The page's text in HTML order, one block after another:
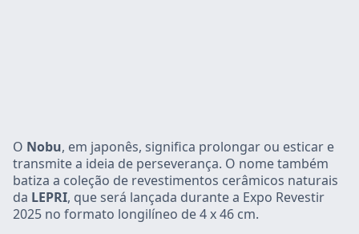
O Nobu, em japonês, significa prolongar ou esticar e
transmite a ideia de perseverança. O nome também
batiza a coleção de revestimentos cerâmicos naturais
da LEPRI, que será lançada durante a Expo Revestir
2025 no formato longilíneo de 4 x 46 cm.